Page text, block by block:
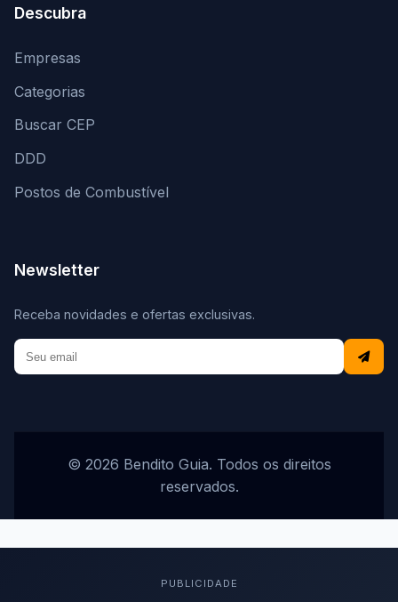
Descubra
Empresas
Categorias
Buscar CEP
DDD
Postos de Combustível
Newsletter
Receba novidades e ofertas exclusivas.
© 2026 Bendito Guia. Todos os direitos
reservados.